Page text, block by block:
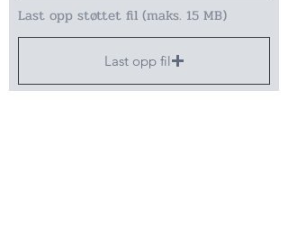
Last opp støttet fil (maks. 15 MB)
Last opp fil